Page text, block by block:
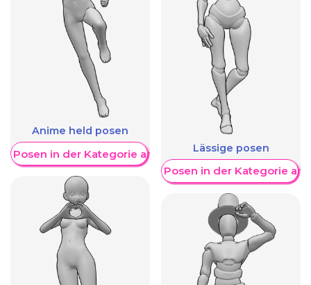
Anime held posen
Posen in der Kategorie anzeigen Lässige posen
Weitere Posen in der Kategorie